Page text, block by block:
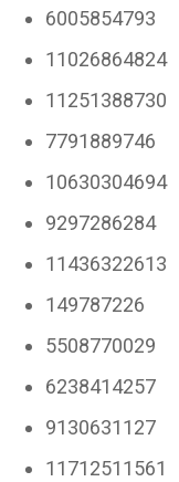
6005854793
11026864824
11251388730
7791889746
10630304694
9297286284
11436322613
149787226
5508770029
6238414257
9130631127
11712511561